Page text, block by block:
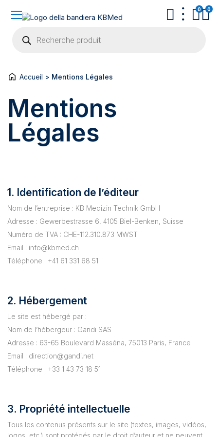
produits
0 0
Accueil > Mentions Légales
Mentions
Légales
1. Identification de l’éditeur
Nom de l’entreprise : KB Medizin Technik GmbH
Adresse : Gewerbestrasse 6, 4105 Biel-Benken, Suisse
Numéro de TVA : CHE-112.310.873 MWST
Email : info@kbmed.ch
Téléphone : +41 61 331 68 51
2. Hébergement
Le site est hébergé par :
Nom de l’hébergeur : Gandi SAS
Adresse : 63-65 Boulevard Masséna, 75013 Paris, France
Email : direction@gandi.net
Téléphone : +33 1 43 73 18 51
3. Propriété intellectuelle
Tous les contenus présents sur le site (textes, images, vidéos,
logos, etc.) sont protégés par le droit d’auteur et ne peuvent